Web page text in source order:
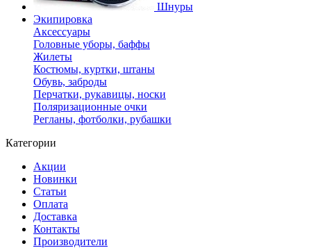
Шнуры
Экипировка
Аксессуары
Головные уборы, баффы
Жилеты
Костюмы, куртки, штаны
Обувь, заброды
Перчатки, рукавицы, носки
Поляризационные очки
Регланы, фотболки, рубашки
Категории
Акции
Новинки
Статьи
Оплата
Доставка
Контакты
Производители